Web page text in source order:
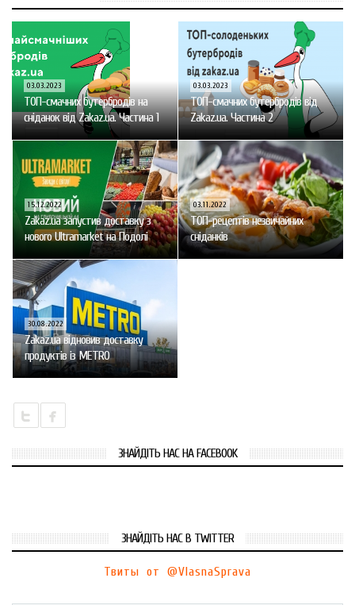
03.03.2023
ТОП-смачних бутербродів на
сніданок від Zakaz.ua. Частина 1
03.03.2023
ТОП-смачних бутербродів від
Zakaz.ua. Частина 2
15.12.2022
Zakaz.ua запустив доставку з
нового Ultramarket на Подолі
03.11.2022
ТОП-рецептів незвичайних
сніданків
30.08.2022
Zakaz.ua відновив доставку
продуктів із МЕТRО
ЗНАЙДІТЬ НАС НА FACEBOOK
ЗНАЙДІТЬ НАС В TWITTER
Твиты от @VlasnaSprava